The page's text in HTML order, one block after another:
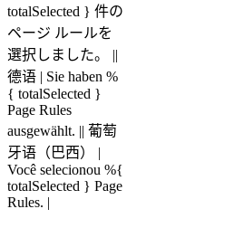
totalSelected } 件の
ページ ルールを
選択しました。 ||
德语 | Sie haben %
{ totalSelected }
Page Rules
ausgewählt. || 葡萄
牙语（巴西） |
Você selecionou %{
totalSelected } Page
Rules. |